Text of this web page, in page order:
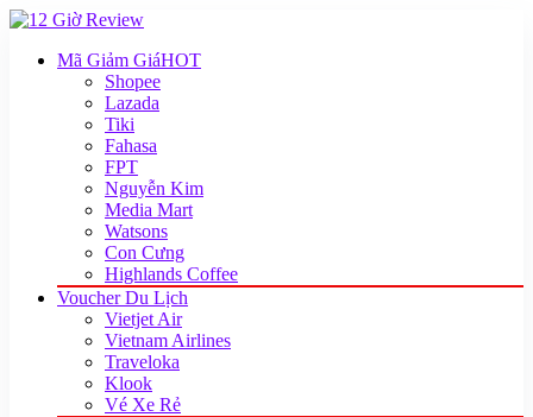
Mã Giảm GiáHOT
Shopee
Lazada
Tiki
Fahasa
FPT
Nguyễn Kim
Media Mart
Watsons
Con Cưng
Highlands Coffee
Voucher Du Lịch
Vietjet Air
Vietnam Airlines
Traveloka
Klook
Vé Xe Rẻ